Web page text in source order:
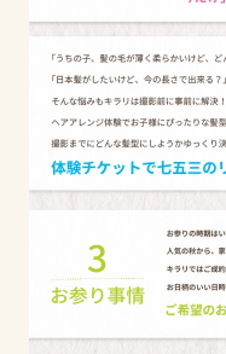
短縮のお知らせ
2024.07.13
川越
浦和
大宮
【大宮店】臨時休業の
2024.07.06
川越
浦和
大宮
社内研修による臨時